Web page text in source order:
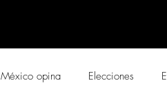
México opina Elecciones